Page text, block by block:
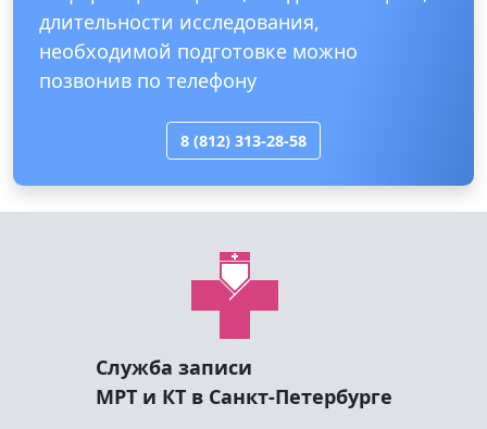
длительности исследования,
необходимой подготовке можно
позвонив по телефону
8 (812) 313-28-58
Служба записи
МРТ и КТ в Санкт-Петербурге